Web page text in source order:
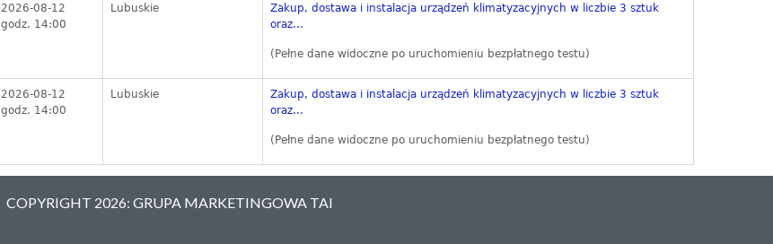
2026-08-12
godz. 14:00
Lubuskie
Zakup, dostawa i instalacja urządzeń klimatyzacyjnych w liczbie 3 sztuk
oraz...
(Pełne dane widoczne po uruchomieniu bezpłatnego testu)
2026-08-12
godz. 14:00
Lubuskie
Zakup, dostawa i instalacja urządzeń klimatyzacyjnych w liczbie 3 sztuk
oraz...
(Pełne dane widoczne po uruchomieniu bezpłatnego testu)
COPYRIGHT 2026: GRUPA MARKETINGOWA TAI